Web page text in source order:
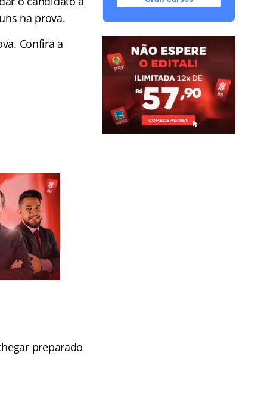
na prova.
Confira a
preparado